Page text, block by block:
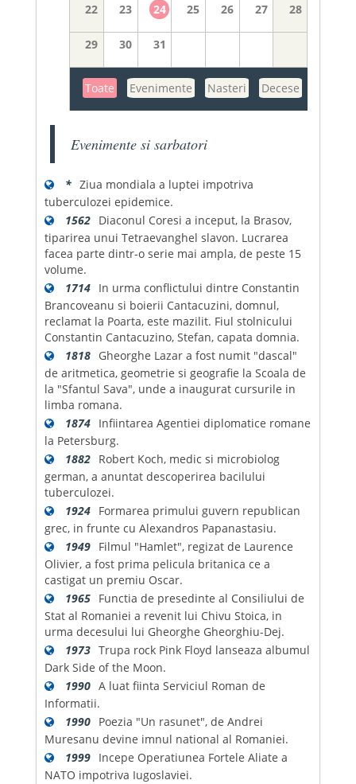
22 23 24 25 26 27 28
29 30 31
Toate Evenimente Nasteri Decese
Evenimente si sarbatori
* Ziua mondiala a luptei impotriva
tuberculozei epidemice.
1562 Diaconul Coresi a inceput, la Brasov,
tiparirea unui Tetraevanghel slavon. Lucrarea
facea parte dintr-o serie mai ampla, de peste 15
volume.
1714 In urma conflictului dintre Constantin
Brancoveanu si boierii Cantacuzini, domnul,
reclamat la Poarta, este mazilit. Fiul stolnicului
Constantin Cantacuzino, Stefan, capata domnia.
1818 Gheorghe Lazar a fost numit "dascal"
de aritmetica, geometrie si geografie la Scoala de
la "Sfantul Sava", unde a inaugurat cursurile in
limba romana.
1874 Infiintarea Agentiei diplomatice romane
la Petersburg.
1882 Robert Koch, medic si microbiolog
german, a anuntat descoperirea bacilului
tuberculozei.
1924 Formarea primului guvern republican
grec, in frunte cu Alexandros Papanastasiu.
1949 Filmul "Hamlet", regizat de Laurence
Olivier, a fost prima pelicula britanica ce a
castigat un premiu Oscar.
1965 Functia de presedinte al Consiliului de
Stat al Romaniei a revenit lui Chivu Stoica, in
urma decesului lui Gheorghe Gheorghiu-Dej.
1973 Trupa rock Pink Floyd lanseaza albumul
Dark Side of the Moon.
1990 A luat fiinta Serviciul Roman de
Informatii.
1990 Poezia "Un rasunet", de Andrei
Muresanu devine imnul national al Romaniei.
1999 Incepe Operatiunea Fortele Aliate a
NATO impotriva Iugoslaviei.